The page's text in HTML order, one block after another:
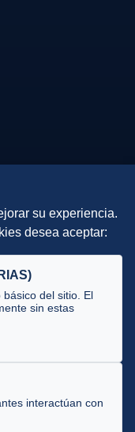
su experiencia.
desea aceptar:
del sitio. El
sin estas
interactúan con